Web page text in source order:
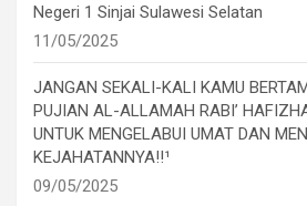
Negeri 1 Sinjai Sulawesi Selatan
11/05/2025
JANGAN SEKALI-KALI KAMU
PUJIAN AL-ALLAMAH RABI’
UNTUK MENGELABUI UMAT DAN
KEJAHATANNYA!!¹
09/05/2025